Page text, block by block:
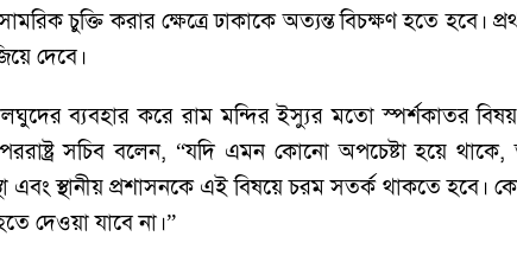
চুক্তি করার ক্ষেত্রে ঢাকাকে অত্যন্ত বিচক্ষণ হতে হবে।
দেবে।
ব্যবহার করে রাম মন্দির ইস্যুর মতো স্পর্শকাতর
সচিব বলেন, “যদি এমন কোনো অপচেষ্টা হয়ে থাকে,
এবং স্থানীয় প্রশাসনকে এই বিষয়ে চরম সতর্ক থাকতে হবে।
দেওয়া যাবে না।”